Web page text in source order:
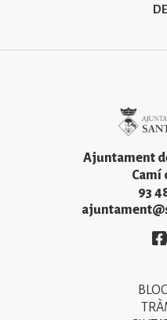
Ajuntament
Camí
93